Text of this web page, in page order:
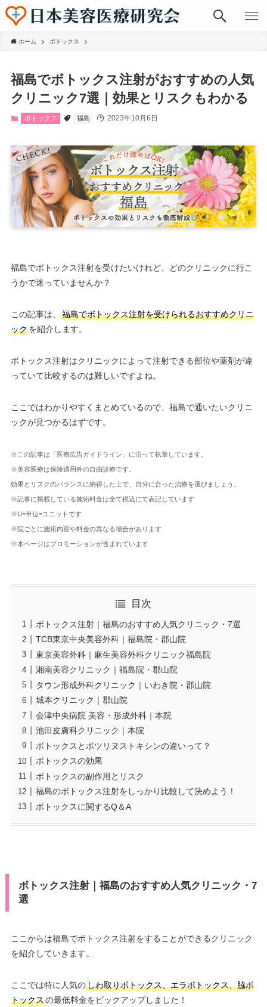
ホーム ボトックス
福島でボトックス注射がおすすめの人気
クリニック7選｜効果とリスクもわかる
ボトックス 福島 2023年10月6日
福島でボトックス注射を受けたいけれど、どのクリニックに行こ
うかで迷っていませんか？
この記事は、
福島でボトックス注射を受けられるおすすめクリニ
ックを紹介します。
ボトックス注射はクリニックによって注射できる部位や薬剤が違
っていて比較するのは難しいですよね。
ここではわかりやすくまとめているので、福島で通いたいクリニ
ックが見つかるはずです。
※この記事は「医療広告ガイドライン」に沿って執筆しています。
※美容医療は保険適用外の自由診療です。
効果とリスクのバランスに納得した上で、自分に合った治療を選びましょう。
※記事に掲載している施術料金は全て税込にて表記しています
※U=単位=ユニットです
※院ごとに施術内容や料金の異なる場合があります
※本ページはプロモーションが含まれています
目次
ボトックス注射｜福島のおすすめ人気クリニック・7選
TCB東京中央美容外科｜福島院・郡山院
東京美容外科｜麻生美容外科クリニック福島院
湘南美容クリニック｜福島院・郡山院
タウン形成外科クリニック｜いわき院・郡山院
城本クリニック｜郡山院
会津中央病院 美容・形成外科｜本院
池田皮膚科クリニック｜本院
ボトックスとボツリヌストキシンの違いって？
ボトックスの効果
ボトックスの副作用とリスク
福島のボトックス注射をしっかり比較して決めよう！
ボトックスに関するQ＆A
ボトックス注射｜福島のおすすめ人気クリニック・7
選
ここからは福島でボトックス注射をすることができるクリニック
を紹介していきます。
ここでは特に人気のしわ取りボトックス、エラボトックス、脇ボ
トックスの最低料金をピックアップしました！